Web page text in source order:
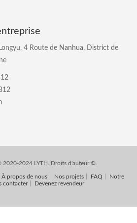
4 Route de Nanhua, District de
2020-2024 LYTH. Droits d'auteur ©.
À propos de nous Nos projets FAQ
Notre
contacter Devenez revendeur